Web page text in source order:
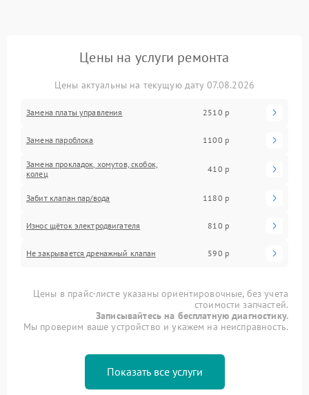
Цены на услуги ремонта
Цены актуальны на текущую дату 07.08.2026
Замена платы управления 2510 р
Замена пароблока 1100 р
Замена прокладок, хомутов, скобок,
колец
410 р
Забит клапан пар/вода 1180 р
Износ щёток электродвигателя 810 р
Не закрывается дренажный клапан 590 р
Цены в прайс-листе указаны ориентировочные, без учета
стоимости запчастей.
Записывайтесь на бесплатную диагностику.
Мы проверим ваше устройство и укажем на неисправность.
Показать все услуги